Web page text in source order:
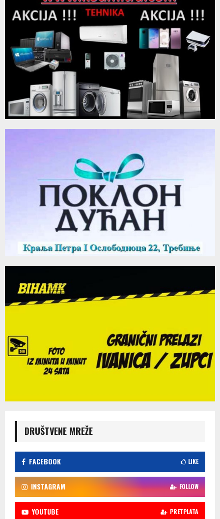
DRUŠTVENE MREŽE
FACEBOOK LIKE
INSTAGRAM FOLLOW
YOUTUBE PRETPLATA